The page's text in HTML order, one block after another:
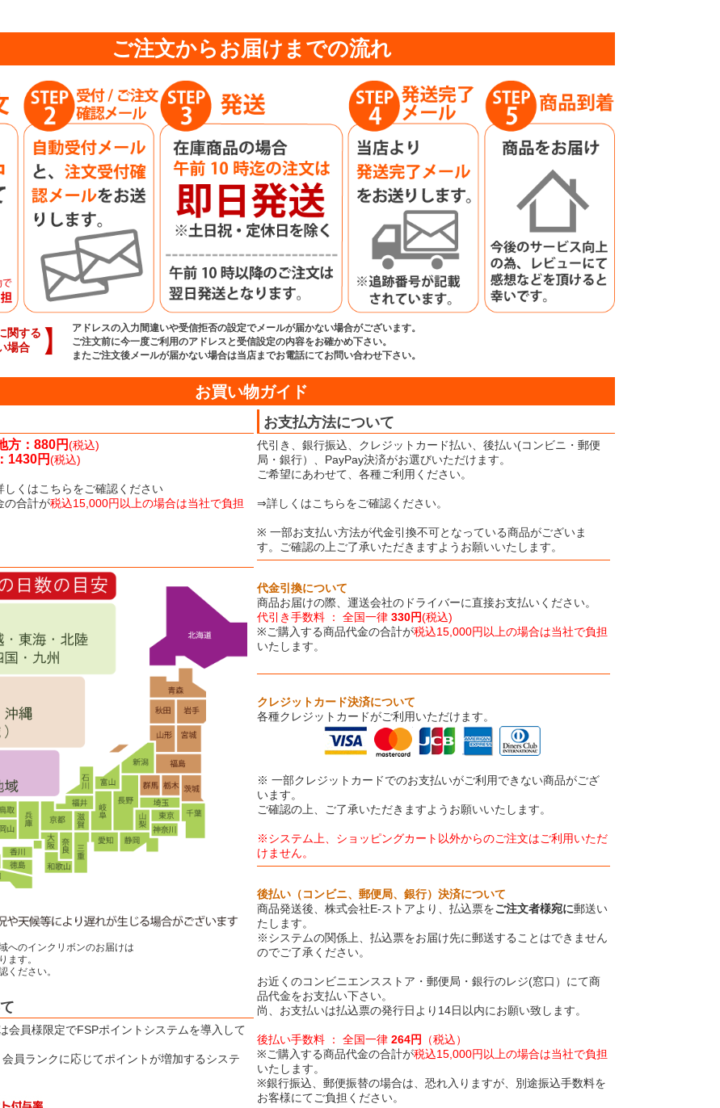
ご注文からお届けまでの流れ
関する
場合
】
アドレスの入力間違いや受信拒否の設定でメールが届かない場合がございます。
ご注文前に今一度ご利用のアドレスと受信設定の内容をお確かめ下さい。
またご注文後メールが届かない場合は当店までお電話にてお問い合わせ下さい。
お買い物ガイド
方：880円(税込)
1430円(税込)
くはこちらをご確認ください
の合計が税込15,000円以上の場合は当社で負担
へのインクリボンのお届けは
ます。
ください。
会員様限定でFSPポイントシステムを導入して
員ランクに応じてポイントが増加するシステ
お支払方法について
代引き、銀行振込、クレジットカード払い、後払い(コンビニ・郵便
局・銀行）、PayPay決済がお選びいただけます。
ご希望にあわせて、各種ご利用ください。
⇒詳しくはこちらをご確認ください。
※ 一部お支払い方法が代金引換不可となっている商品がございま
す。ご確認の上ご了承いただきますようお願いいたします。
代金引換について
商品お届けの際、運送会社のドライバーに直接お支払いください。
代引き手数料 ： 全国一律 330円(税込)
※ご購入する商品代金の合計が税込15,000円以上の場合は当社で負担
いたします。
クレジットカード決済について
各種クレジットカードがご利用いただけます。
※ 一部クレジットカードでのお支払いがご利用できない商品がござ
います。
ご確認の上、ご了承いただきますようお願いいたします。
※システム上、ショッピングカート以外からのご注文はご利用いただ
けません。
後払い（コンビニ、郵便局、銀行）決済について
商品発送後、株式会社E-ストアより、払込票をご注文者様宛に郵送い
たします。
※システムの関係上、払込票をお届け先に郵送することはできません
のでご了承ください。
お近くのコンビニエンスストア・郵便局・銀行のレジ(窓口）にて商
品代金をお支払い下さい。
尚、お支払いは払込票の発行日より14日以内にお願い致します。
後払い手数料 ： 全国一律 264円 （税込）
※ご購入する商品代金の合計が税込15,000円以上の場合は当社で負担
いたします。
※銀行振込、郵便振替の場合は、恐れ入りますが、別途振込手数料を
お客様にてご負担ください。